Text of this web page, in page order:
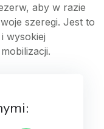
aby w razie
szeregi. Jest to
wysokiej